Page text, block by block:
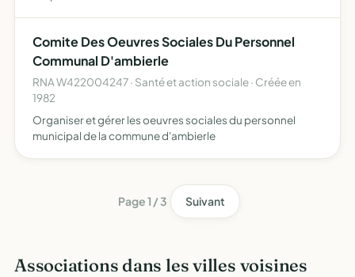
Comite Des Oeuvres Sociales Du Personnel
Communal D'ambierle
RNA W422004247 · Santé et action sociale · Créée en
1982
Organiser et gérer les oeuvres sociales du personnel
municipal de la commune d'ambierle
Page 1 / 3 Suivant
Associations dans les villes voisines